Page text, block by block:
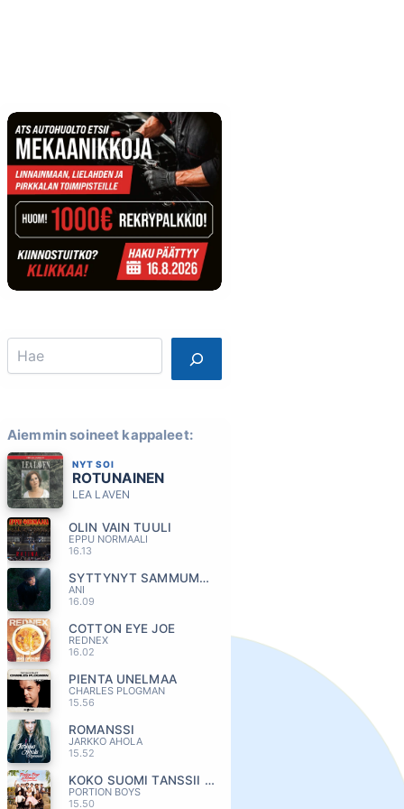
Search
Aiemmin soineet kappaleet:
NYT SOI
ROTUNAINEN
LEA LAVEN
OLIN VAIN TUULI
EPPU NORMAALI
16.13
SYTTYNYT SAMMUMAAN
ANI
16.09
COTTON EYE JOE
REDNEX
16.02
PIENTA UNELMAA
CHARLES PLOGMAN
15.56
ROMANSSI
JARKKO AHOLA
15.52
KOKO SUOMI TANSSII (feat. Komiat)
PORTION BOYS
15.50